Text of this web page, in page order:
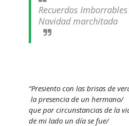
Recuerdos
Navidad marchitada
“Presiento con las brisas de
la presencia de un hermano/
que por circunstancias de la
de mi lado un día se fue/